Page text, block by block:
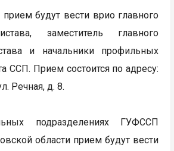
прием будут вести врио главного
заместитель главного
и начальники профильных
ССП. Прием состоится по адресу:
Речная, д. 8.
подразделениях ГУФССП
области прием будут вести